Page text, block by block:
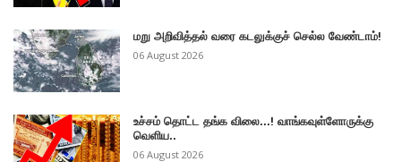
மறு அறிவித்தல் வரை கடலுக்குச் செல்ல வேண்டாம்!
06 August 2026
உச்சம் தொட்ட தங்க விலை...! வாங்கவுள்ளோருக்கு
வெளிய..
06 August 2026